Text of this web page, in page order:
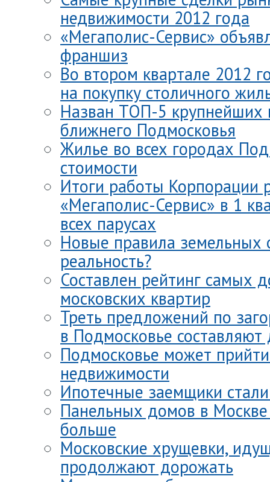
недвижимости 2012 года
«Мегаполис-Сервис»
франшиз
Во втором квартале 2012
на покупку столичного
Назван ТОП-5 крупнейших
ближнего Подмосковья
Жилье во всех городах
стоимости
Итоги работы Корпорации
«Мегаполис-Сервис» в 1
всех парусах
Новые правила
реальность?
Составлен рейтинг самых
московских квартир
Треть предложений по
в Подмосковье
Подмосковье может
недвижимости
Ипотечные заемщики
Панельных домов в
больше
Московские хрущевки,
продолжают дорожать